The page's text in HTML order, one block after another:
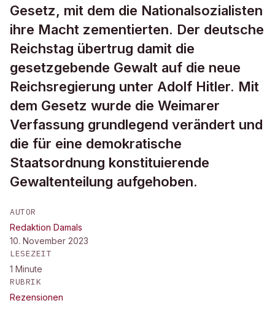
Gesetz, mit dem die Nationalsozialisten
ihre Macht zementierten. Der deutsche
Reichstag übertrug damit die
gesetzgebende Gewalt auf die neue
Reichsregierung unter Adolf Hitler. Mit
dem Gesetz wurde die Weimarer
Verfassung grundlegend verändert und
die für eine demokratische
Staatsordnung konstituierende
Gewaltenteilung aufgehoben.
AUTOR
Redaktion Damals
10. November 2023
LESEZEIT
1 Minute
RUBRIK
Rezensionen